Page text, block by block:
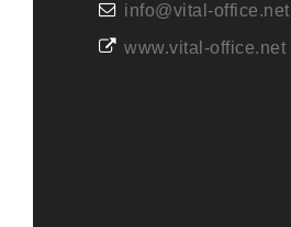
info@vital-office.net
www.vital-office.net